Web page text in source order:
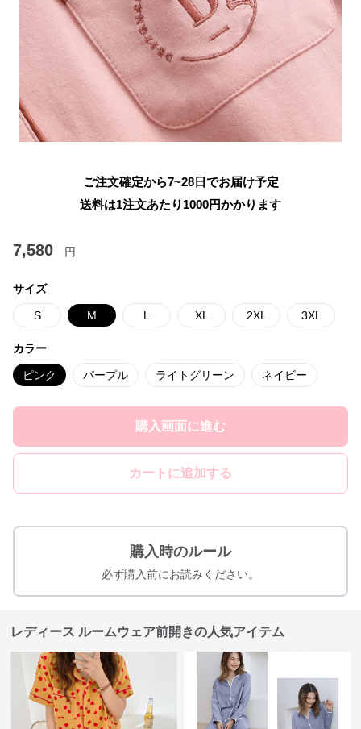
ご注文確定から7~28日でお届け予定
送料は1注文あたり 1000円かかります
7,580 円
サイズ
S M L XL 2XL 3XL
カラー
ピンク パープル ライトグリーン ネイビー
購入画面に進む
カートに追加する
購入時のルール
必ず購入前にお読みください。
レディース ルームウェア前開きの人気アイテム